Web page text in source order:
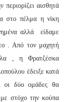
αισθητά
στο πέλμα η νίκη
αλλά είδαμε
. Από τον μαχητή
, η Φρατζέσκα
έδειξε κατά
οι δύο ομάδες θα
με στόχο την κούπα